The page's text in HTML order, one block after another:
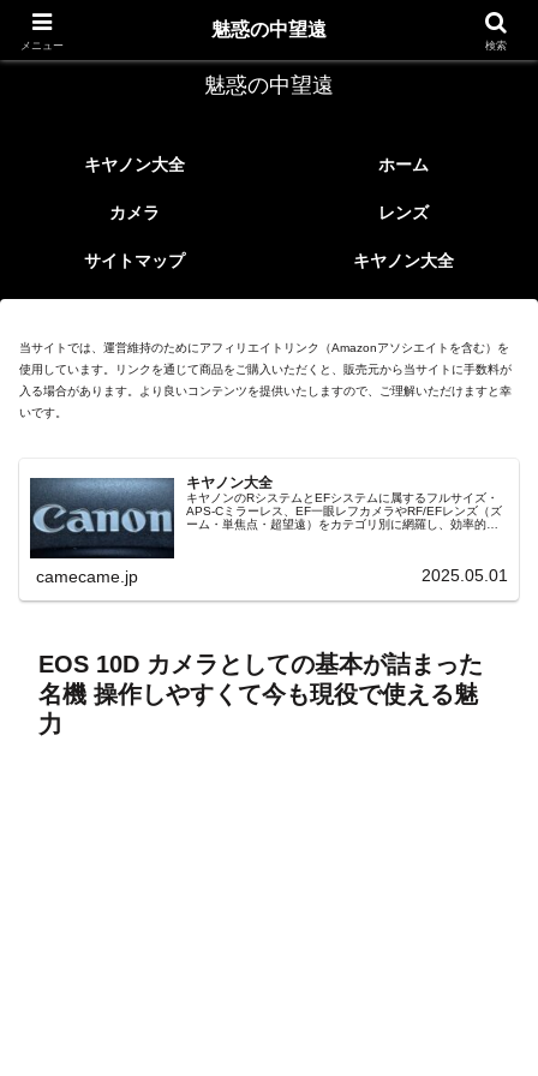
レトロなEFレンズ
魅惑の中望遠
キヤノン大全 ホーム
カメラ レンズ
サイトマップ キヤノン大全
当サイトでは、運営維持のためにアフィリエイトリンク（Amazonアソシエイトを含む）を
使用しています。リンクを通じて商品をご購入いただくと、販売元から当サイトに手数料が
入る場合があります。より良いコンテンツを提供いたしますので、ご理解いただけますと幸
いです。
キヤノン大全
キヤノンのRシステムとEFシステムに属するフルサイズ・
APS-Cミラーレス、EF一眼レフカメラやRF/EFレンズ（ズ
ーム・単焦点・超望遠）をカテゴリ別に網羅し、効率的に
camecame.jp 2025.05.01
EOS 10D カメラとしての基本が詰まった
名機 操作しやすくて今も現役で使える魅
力
メニュー
魅惑の中望遠
検索